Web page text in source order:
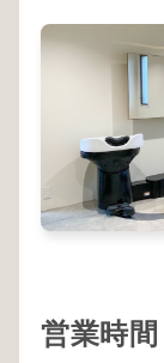
営業時間